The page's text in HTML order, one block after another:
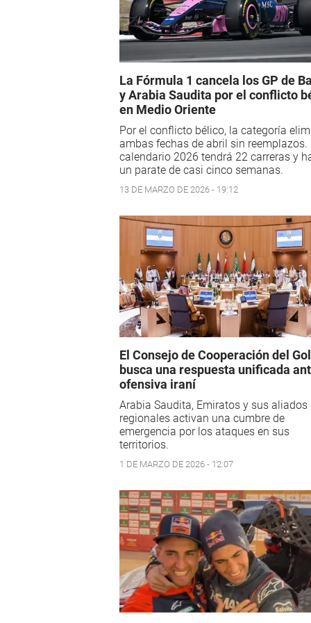
La Fórmula 1 cancela los GP de
y Arabia Saudita por el conflicto
en Medio Oriente
Por el conflicto bélico, la categoría
ambas fechas de abril sin reemplazos.
calendario 2026 tendrá 22 carreras y
un parate de casi cinco semanas.
13 DE MARZO DE 2026 - 19:12
El Consejo de Cooperación del
busca una respuesta unificada
ofensiva iraní
Arabia Saudita, Emiratos y sus aliados
regionales activan una cumbre de
emergencia por los ataques en sus
territorios.
1 DE MARZO DE 2026 - 12:07